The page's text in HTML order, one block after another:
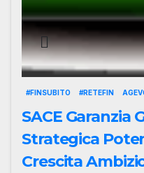
#FINSUBITO #RETEFIN
SACE Garanzia
Strategica
Crescita